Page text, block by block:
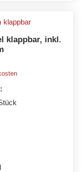
klappbar, inkl.